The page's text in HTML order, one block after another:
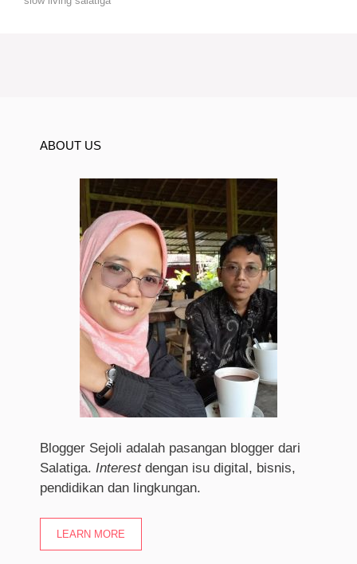
ABOUT US
Blogger Sejoli adalah pasangan blogger dari
Salatiga. Interestdengan isu digital, bisnis,
pendidikan dan lingkungan.
LEARN MORE